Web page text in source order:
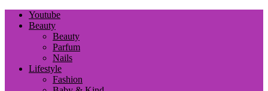
Youtube
Beauty
Beauty
Parfum
Nails
Lifestyle
Fashion